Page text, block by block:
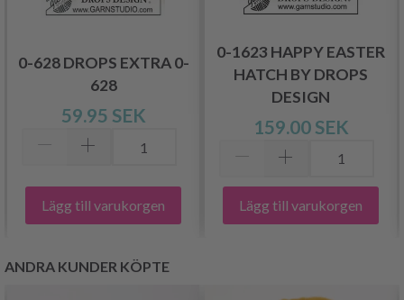
0-628 DROPS EXTRA 0-
628
59.95 SEK
Lägg till varukorgen
0-1623 HAPPY EASTER
HATCH BY DROPS
DESIGN
159.00 SEK
Lägg till varukorgen
ANDRA KUNDER KÖPTE